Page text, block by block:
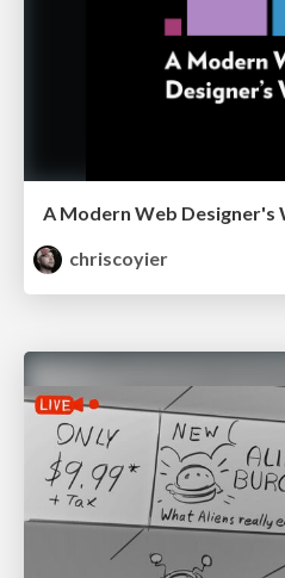
A Modern Web
chriscoyier